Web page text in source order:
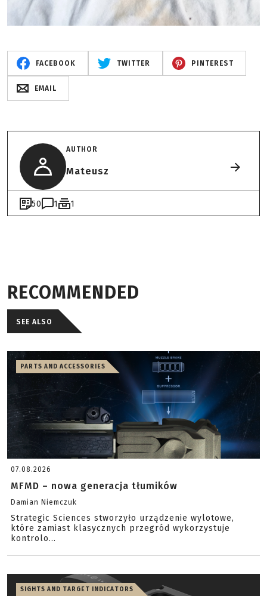
FACEBOOK TWITTER PINTEREST
EMAIL
AUTHOR
Mateusz
50 1 1
RECOMMENDED
SEE ALSO
PARTS AND ACCESSORIES
07.08.2026
MFMD – nowa generacja tłumików
Damian Niemczuk
Strategic Sciences stworzyło urządzenie wylotowe,
które zamiast klasycznych przegród wykorzystuje
kontrolo...
SIGHTS AND TARGET INDICATORS